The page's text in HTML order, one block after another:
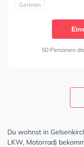
German
50 Personen
Du wohnst in
LKW, Motorrad)